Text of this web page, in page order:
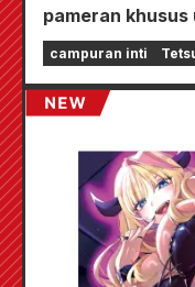
pameran
Star"!!
campuran inti